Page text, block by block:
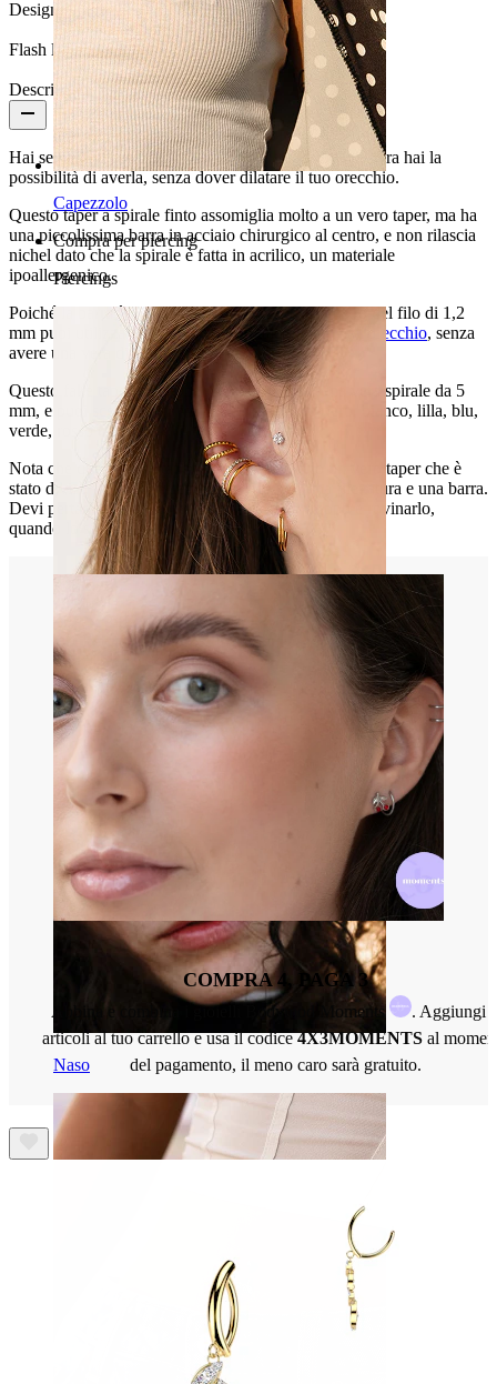
Capezzolo
Compra per piercing
Piercings
Orecchio
Naso
Design: Semplice
Flash label:3 per 2
Descrizione
Hai sempre desiderato una spirale nel tuo orecchio? Ora hai la
possibilità di averla, senza dover dilatare il tuo orecchio.
Questo taper a spirale finto assomiglia molto a un vero taper, ma ha
una piccolissima barra in acciaio chirurgico al centro, e non rilascia
nichel dato che la spirale è fatta in acrilico, un materiale
ipoallergenico.
Poiché la barra è lunga solo 6 mm e ha un diametro del filo di 1,2
mm puoi utilizzarla avendo un normale
piercing all'orecchio, senza
avere una vera dilatazione.
Questo fake taper è fatto per sembrare come una vera spirale da 5
mm, e puoi scegliere tra vari deliziosi colori: nero, bianco, lilla, blu,
verde, rosso e rosa.
Nota che questo fake taper è fatto utilizzando un vero taper che è
stato diviso in due e in seguito ha ricevuto una filettatura e una barra.
Devi pertanto stare attento a non avvitarlo troppo e rovinarlo,
quando lo si inserisci nell'orecchio.
COMPRA 4, PAGA 3
Abbina e combina i gioielli Bodymod Moments
. Aggiungi
articoli al tuo carrello e usa il codice4X3MOMENTSal
del pagamento, il meno caro sarà gratuito.